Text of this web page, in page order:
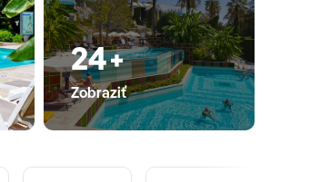
24+
Zobraziť